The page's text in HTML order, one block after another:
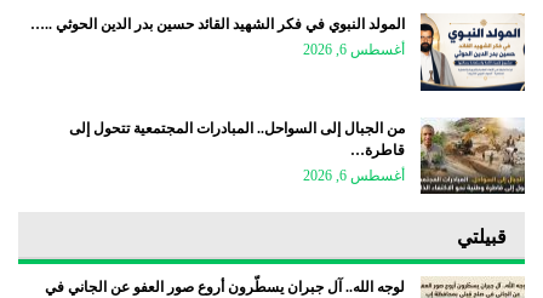
المولد النبوي في فكر الشهيد القائد حسين بدر الدين الحوثي ..…
أغسطس 6, 2026
من الجبال إلى السواحل.. المبادرات المجتمعية تتحول إلى
قاطرة…
أغسطس 6, 2026
قبيلتي
لوجه الله.. آل جبران يسطّرون أروع صور العفو عن الجاني في